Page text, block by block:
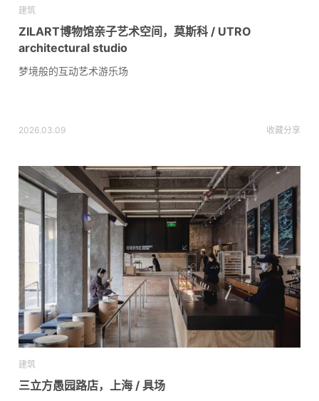
建筑
ZILART博物馆亲子艺术空间，莫斯科 / UTRO
architectural studio
梦境般的互动艺术游乐场
2026.03.09 收藏分享
建筑
三立方愚园路店，上海 / 具场